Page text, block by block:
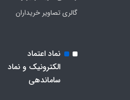
گالری تصاویر خریداران
نماد اعتماد
الکترونیک و نماد
ساماندهی